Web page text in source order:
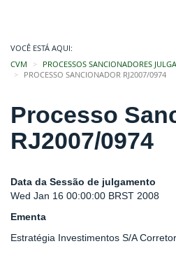
VOCÊ ESTÁ AQUI:
CVM
PROCESSOS SANCIONADORES
PROCESSO SANCIONADOR RJ2007/0974
Processo
RJ2007/0974
Data da Sessão de julgamento
Wed Jan 16 00:00:00 BRST 2008
Ementa
Estratégia Investimentos S/A